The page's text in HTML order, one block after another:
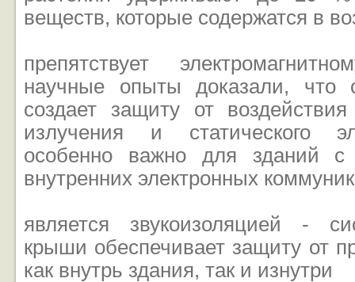
веществ, которые содержатся в
препятствует
научные опыты доказали, что
создает защиту от воздействия
излучения и статического
особенно важно для зданий с
внутренних электронных
является звукоизоляцией -
крыши обеспечивает защиту от
как внутрь здания, так и изнутри